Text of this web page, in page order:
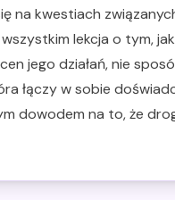
na kwestiach
lekcja o tym,
jego działań, nie
łączy w sobie
dowodem na to, że